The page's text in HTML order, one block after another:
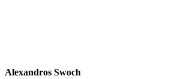
Alexandros Swoch